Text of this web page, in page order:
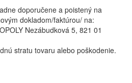
doporučene a poistený na
dokladom/faktúrou/ na:
Nezábudková 5, 821 01
stratu tovaru alebo poškodenie.